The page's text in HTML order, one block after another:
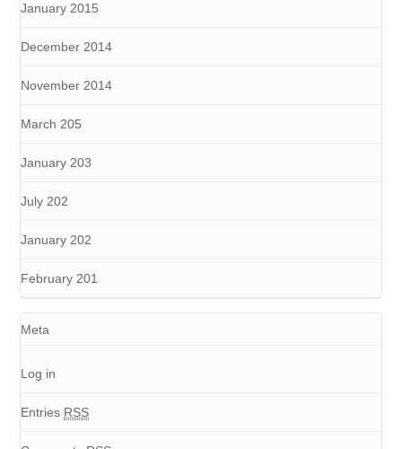
January 2015
December 2014
November 2014
March 205
January 203
July 202
January 202
February 201
Meta
Log in
Entries RSS